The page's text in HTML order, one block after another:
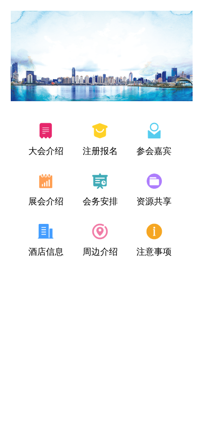
大会介绍 注册报名 参会嘉宾
展会介绍 会务安排 资源共享
酒店信息 周边介绍 注意事项